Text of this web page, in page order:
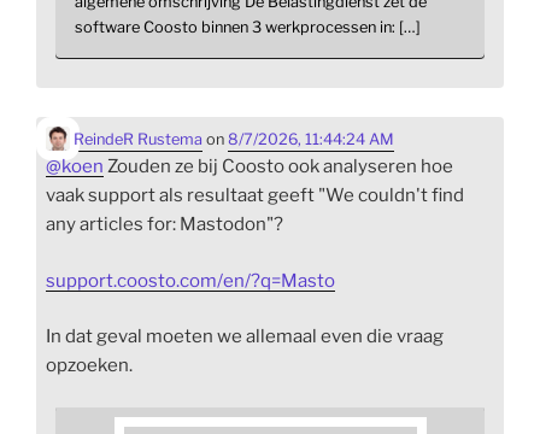
software Coosto binnen 3 werkprocessen in: […]
ReindeR Rustema on 8/7/2026, 11:44:24 AM
@koen Zouden ze bij Coosto ook analyseren hoe
vaak support als resultaat geeft "We couldn't find
any articles for: Mastodon"?
support.coosto.com/en/?q=Masto
In dat geval moeten we allemaal even die vraag
opzoeken.